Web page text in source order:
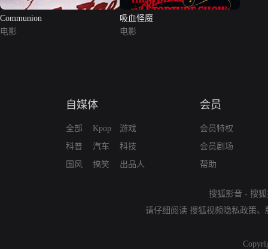
Communion
电影
吸血怪魔
电影
自媒体
全部
科普
国风
Kpop
汽车
搞笑
游戏
科技
出品人
会员
会员特权
会员剧场
帮助
搜狐影音 - 搜
请仔细阅读 搜狐视频隐私政策、